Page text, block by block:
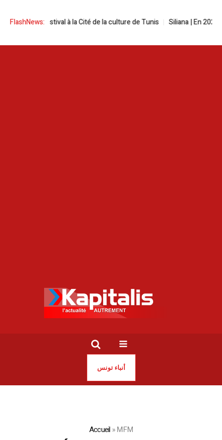
FlashNews:
festival à la Cité de la culture de Tunis Siliana | En 2025, les
أنباء تونس
Accueil »MFM